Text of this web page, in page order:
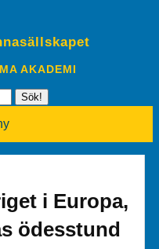
AKADEMI
Sök!
i Europa,
ödesstund